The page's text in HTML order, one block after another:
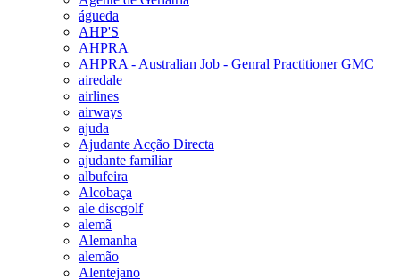
águeda
AHP'S
AHPRA
AHPRA - Australian Job - Genral Practitioner GMC
airedale
airlines
airways
ajuda
Ajudante Acção Directa
ajudante familiar
albufeira
Alcobaça
ale discgolf
alemã
Alemanha
alemão
Alentejano